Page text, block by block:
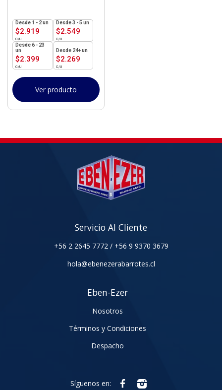
$2.919
1 - 2un
$2.549
3 - 5 un
$2.399
6 - 23
un
$2.269
24+ un
Ver producto
Servicio Al Cliente
+56 2 2645 7772 / +56 9 9370 3679
hola@ebenezerabarrotes.cl
Eben-Ezer
Nosotros
Términos y Condiciones
Despacho
Síguenos en: